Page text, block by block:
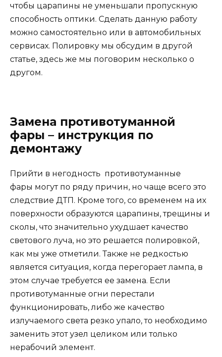
чтобы царапины не уменьшали пропускную
способность оптики. Сделать данную работу
можно самостоятельно или в автомобильных
сервисах. Полировку мы обсудим в другой
статье, здесь же мы поговорим несколько о
другом.
Замена противотуманной
фары – инструкция по
демонтажу
Прийти в негодность противотуманные
фары могут по ряду причин, но чаще всего это
следствие ДТП. Кроме того, со временем на их
поверхности образуются царапины, трещины и
сколы, что значительно ухудшает качество
светового луча, но это решается полировкой,
как мы уже отметили. Также не редкостью
является ситуация, когда перегорает лампа, в
этом случае требуется ее замена. Если
противотуманные огни перестали
функционировать, либо же качество
излучаемого света резко упало, то необходимо
заменить этот узел целиком или только
нерабочий элемент.